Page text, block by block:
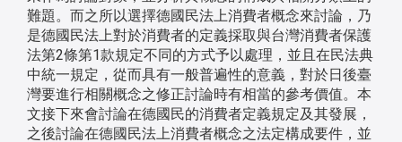
難題。而之所以選擇德國民法上消費者概念來討論，乃
是德國民法上對於消費者的定義採取與台灣消費者保護
法第2條第1款規定不同的方式予以處理，並且在民法典
中統一規定，從而具有一般普遍性的意義，對於日後臺
灣要進行相關概念之修正討論時有相當的參考價值。本
文接下來會討論在德國民的消費者定義規定及其發展，
之後討論在德國民法上消費者概念之法定構成要件，並